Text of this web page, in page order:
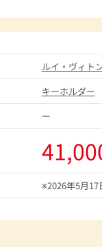
ルイ・ヴィト
キーホルダー
ー
※2026年5月